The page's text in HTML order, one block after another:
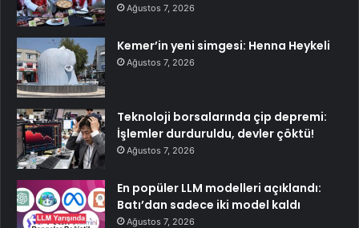
Ağustos 7, 2026
Kemer’in yeni simgesi: Henna Heykeli
Ağustos 7, 2026
Teknoloji borsalarında çip depremi:
İşlemler durduruldu, devler çöktü!
Ağustos 7, 2026
En popüler LLM modelleri açıklandı:
Batı’dan sadece iki model kaldı
Ağustos 7, 2026